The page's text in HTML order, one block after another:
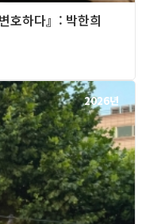
호하다』: 박한희
2026년